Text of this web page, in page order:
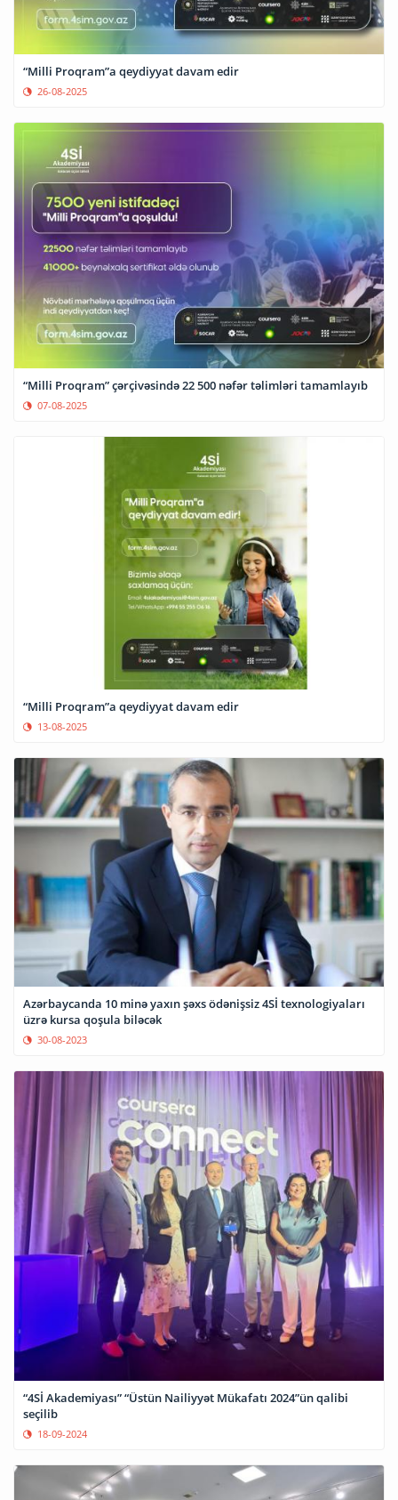
“Milli Proqram”a qeydiyyat davam edir
26-08-2025
“Milli Proqram” çərçivəsində 22 500 nəfər təlimləri tamamlayıb
07-08-2025
“Milli Proqram”a qeydiyyat davam edir
13-08-2025
Azərbaycanda 10 minə yaxın şəxs ödənişsiz 4Sİ texnologiyaları
üzrə kursa qoşula biləcək
30-08-2023
“4Sİ Akademiyası” “Üstün Nailiyyət Mükafatı 2024”ün qalibi
seçilib
18-09-2024